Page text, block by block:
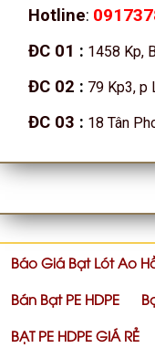
Hotline:
ĐC 01 : 1458 Kp,
ĐC 02 : 79 Kp3, p
ĐC 03 : 18 Tân
Báo Giá Bạt Lót Ao
Bán Bạt PE HDPE
BẠT PE HDPE GIÁ RẺ